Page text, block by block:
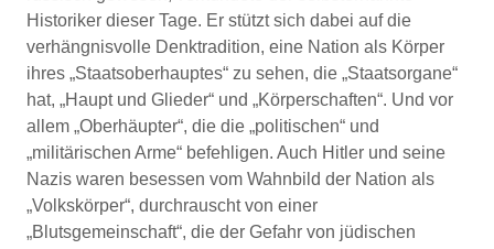
Historiker dieser Tage. Er stützt sich dabei auf die
verhängnisvolle Denktradition, eine Nation als Körper
ihres „Staatsoberhauptes“ zu sehen, die „Staatsorgane“
hat, „Haupt und Glieder“ und „Körperschaften“. Und vor
allem „Oberhäupter“, die die „politischen“ und
„militärischen Arme“ befehligen. Auch Hitler und seine
Nazis waren besessen vom Wahnbild der Nation als
„Volkskörper“, durchrauscht von einer
„Blutsgemeinschaft“, die der Gefahr von jüdischen